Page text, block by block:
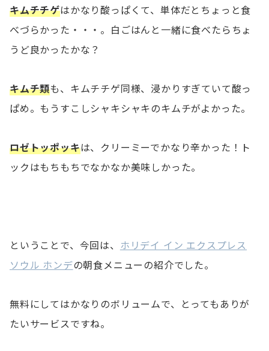
キムチチゲはかなり酸っぱくて、単体だとちょっと食
べづらかった・・・。白ごはんと一緒に食べたらちょ
うど良かったかな？
キムチ類も、キムチチゲ同様、浸かりすぎていて酸っ
ぱめ。もうすこしシャキシャキのキムチがよかった。
ロゼトッポッキは、クリーミーでかなり辛かった！ト
ックはもちもちでなかなか美味しかった。
ということで、今回は、 ホリデイ イン エクスプレス
ソウル ホンデの朝食メニューの紹介でした。
無料にしてはかなりのボリュームで、とってもありが
たいサービスですね。